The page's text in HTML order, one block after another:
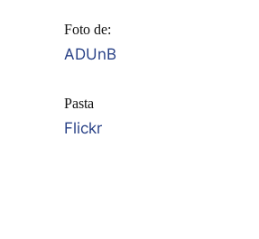
Foto de:
ADUnB
Pasta
Flickr